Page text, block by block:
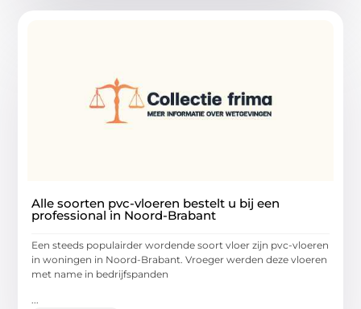
Alle soorten pvc-vloeren bestelt u bij een
professional in Noord-Brabant
Een steeds populairder wordende soort vloer zijn pvc-vloeren
in woningen in Noord-Brabant. Vroeger werden deze vloeren
met name in bedrijfspanden
...